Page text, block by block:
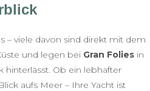
– viele davon sind direkt mit dem
und legen bei Gran Folies in
hinterlässt. Ob ein lebhafter
aufs Meer – Ihre Yacht ist